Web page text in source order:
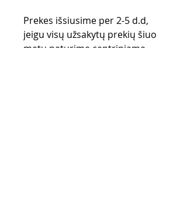
Prekes išsiusime per 2-5 d.d,
jeigu visų užsakytų prekių šiuo
metu neturime centriniame